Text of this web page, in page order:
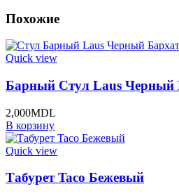
Похожие
Quick view
Барный Стул Laus Черный
2,000MDL
В корзину
Quick view
Табурет Taco Бежевый